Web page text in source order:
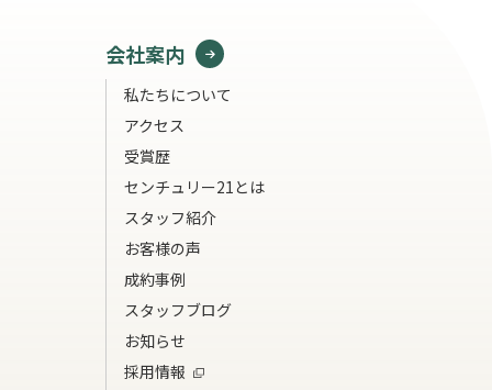
会社案内
私たちについて
アクセス
受賞歴
センチュリー21とは
スタッフ紹介
お客様の声
成約事例
スタッフブログ
お知らせ
採用情報